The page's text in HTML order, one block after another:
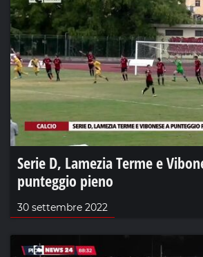
Serie D, Lamezia Terme e
punteggio pieno
30 settembre 2022